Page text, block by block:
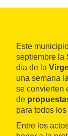
Este
septiembre la
día de la
una semana
se convierten
de
para todos
Entre los